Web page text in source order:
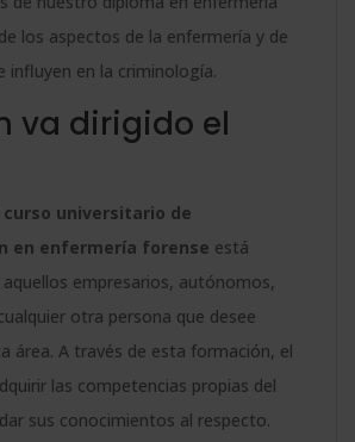
los aspectos de la enfermería y de
influyen en la criminología.
va dirigido el
curso universitario de
en enfermería forense está
empresarios, autónomos,
otra persona que desee
área. A través de esta formación, el
las competencias propias del
sus conocimientos al respecto.